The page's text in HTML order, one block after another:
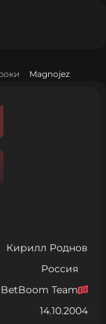
Magnojez
Кирилл Роднов
Россия
BetBoom Team
14.10.2004